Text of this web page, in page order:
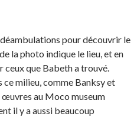
pour découvrir le
la photo indique le lieu, et en
ceux que Babeth a trouvé.
milieu, comme Banksy et
œuvres au Moco museum
il y a aussi beaucoup